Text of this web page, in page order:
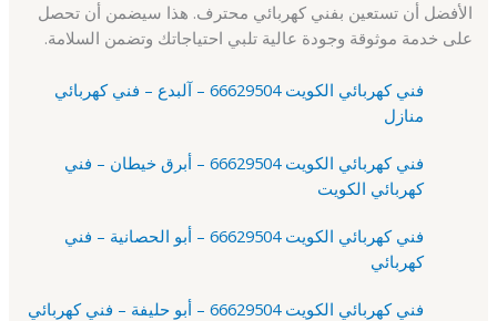
الأفضل أن تستعين بفني كهربائي محترف. هذا سيضمن أن تحصل
على خدمة موثوقة وجودة عالية تلبي احتياجاتك وتضمن السلامة.
فني كهربائي الكويت 66629504 – آلبدع – فني كهربائي
منازل
فني كهربائي الكويت 66629504 – أبرق خيطان – فني
كهربائي الكويت
فني كهربائي الكويت 66629504 – أبو الحصانية – فني
كهربائي
فني كهربائي الكويت 66629504 – أبو حليفة – فني كهربائي